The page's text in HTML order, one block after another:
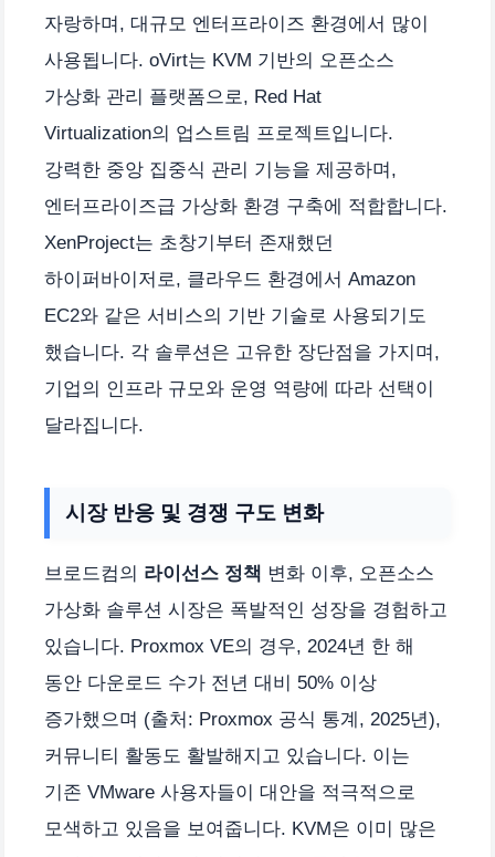
자랑하며, 대규모 엔터프라이즈 환경에서 많이
사용됩니다. oVirt는 KVM 기반의 오픈소스
가상화 관리 플랫폼으로, Red Hat
Virtualization의 업스트림 프로젝트입니다.
강력한 중앙 집중식 관리 기능을 제공하며,
엔터프라이즈급 가상화 환경 구축에 적합합니다.
XenProject는 초창기부터 존재했던
하이퍼바이저로, 클라우드 환경에서 Amazon
EC2와 같은 서비스의 기반 기술로 사용되기도
했습니다. 각 솔루션은 고유한 장단점을 가지며,
기업의 인프라 규모와 운영 역량에 따라 선택이
달라집니다.
시장 반응 및 경쟁 구도 변화
브로드컴의 라이선스 정책 변화 이후, 오픈소스
가상화 솔루션 시장은 폭발적인 성장을 경험하고
있습니다. Proxmox VE의 경우, 2024년 한 해
동안 다운로드 수가 전년 대비 50% 이상
증가했으며 (출처: Proxmox 공식 통계, 2025년),
커뮤니티 활동도 활발해지고 있습니다. 이는
기존 VMware 사용자들이 대안을 적극적으로
모색하고 있음을 보여줍니다. KVM은 이미 많은